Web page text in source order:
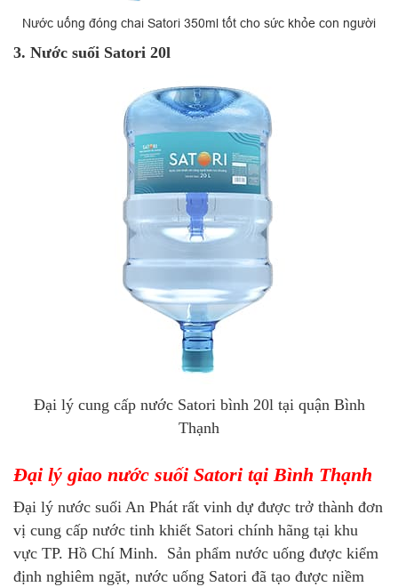
Nước uống đóng chai Satori 350ml tốt cho sức khỏe con người
3. Nước suối Satori 20l
Đại lý cung cấp nước Satori bình 20l tại quận Bình
Thạnh
Đại lý giao nước suối Satori tại Bình Thạnh
Đại lý nước suối An Phát rất vinh dự được trở thành đơn
vị cung cấp nước tinh khiết Satori chính hãng tại khu
vực TP. Hồ Chí Minh. Sản phẩm nước uống được kiểm
định nghiêm ngặt, nước uống Satori đã tạo được niềm